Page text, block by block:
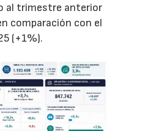
al trimestre anterior
comparación con el
(+1%).